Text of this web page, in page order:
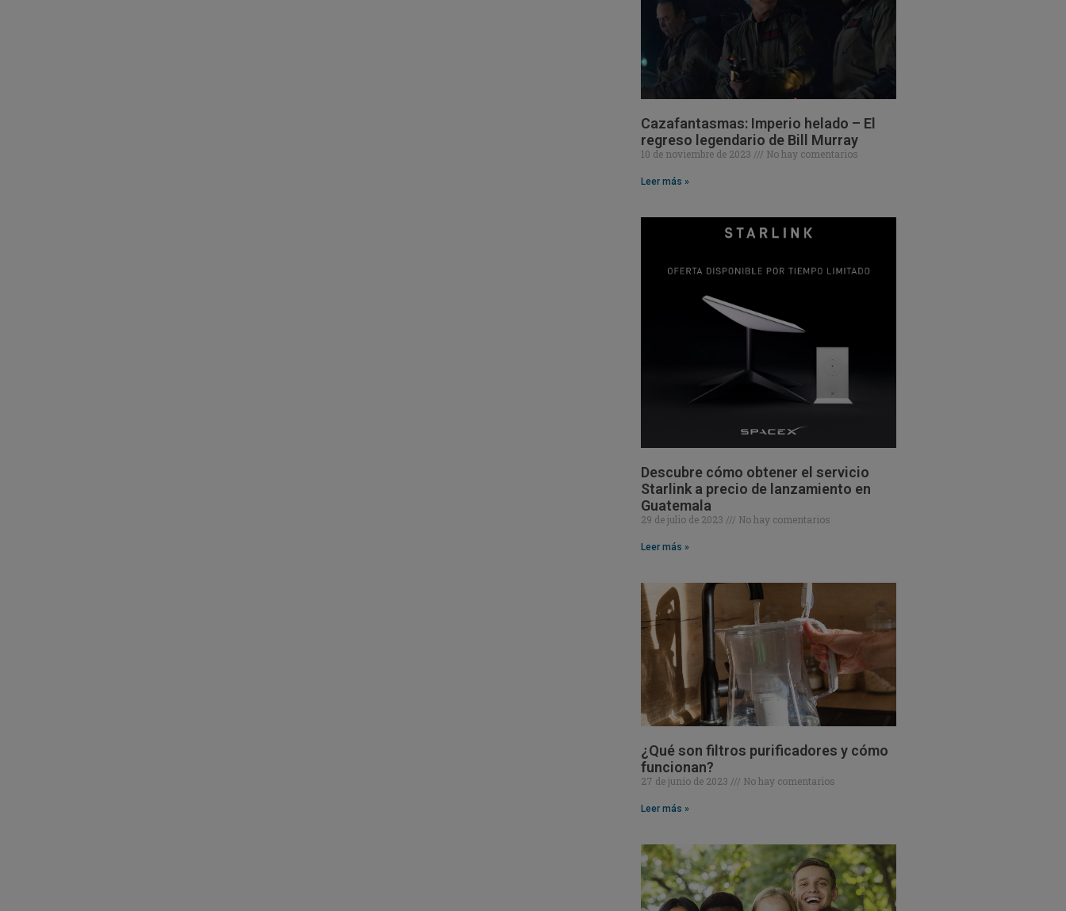
Cazafantasmas: Imperio helado – El
regreso legendario de Bill Murray
10 de noviembre de 2023 No hay comentarios
Leer más »
Descubre cómo obtener el servicio
Starlink a precio de lanzamiento en
Guatemala
29 de julio de 2023 No hay comentarios
Leer más »
¿Qué son filtros purificadores y cómo
funcionan?
27 de junio de 2023 No hay comentarios
Leer más »